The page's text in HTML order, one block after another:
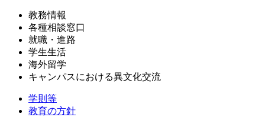
教務情報
各種相談窓口
就職・進路
学生生活
海外留学
キャンパスにおける異文化交流
学則等
教育の方針